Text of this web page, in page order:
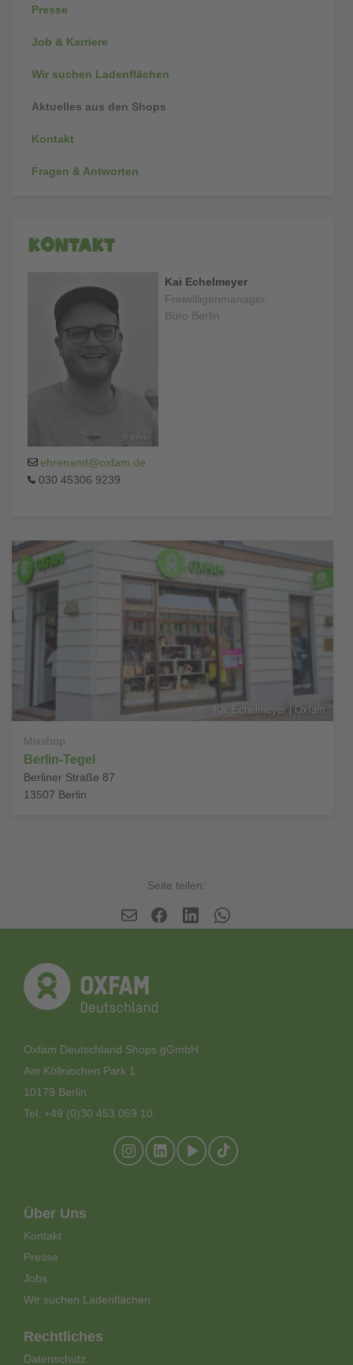
Presse
Job & Karriere
Wir suchen Ladenflächen
Aktuelles aus den Shops
Kontakt
Fragen & Antworten
Kontakt
© privat
Kai Echelmeyer
Freiwilligen­manager
Büro Berlin
ehrenamt@oxfam.de
030 45306 9239
© Kai Echelmeyer | Oxfam
Mixshop
Berlin-Tegel
Berliner Straße 87
13507 Berlin
Seite teilen:
Oxfam Deutschland Shops gGmbH
Am Köllnischen Park 1
10179 Berlin
Tel: +49 (0)30 453 069 10
Footer-
Meta-
Menü
Über Uns
Kontakt
Presse
Jobs
Wir suchen Ladenflächen
Rechtliches
Datenschutz